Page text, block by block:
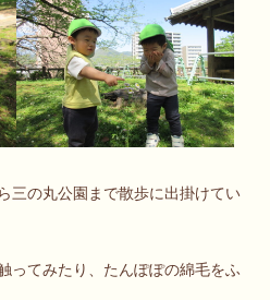
三の丸公園まで散歩に出掛けてい
ってみたり、たんぽぽの綿毛をふ